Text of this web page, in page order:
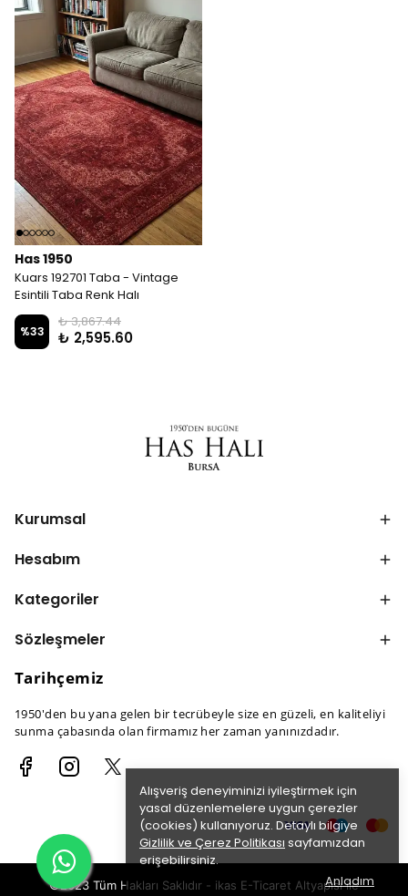
Alışveriş deneyiminizi iyileştirmek için
yasal düzenlemelere uygun çerezler
(cookies) kullanıyoruz. Detaylı bilgiye
Gizlilik ve Çerez Politikası sayfamızdan
erişebilirsiniz.
Anladım
Has 1950
Kuars 192701 Taba - Vintage
Esintili Taba Renk Halı
%33
₺ 3,867.44
₺ 2,595.60
Kurumsal
Hesabım
Kategoriler
Sözleşmeler
Tarihçemiz
1950'den bu yana gelen bir tecrübeyle size en güzeli, en kaliteliyi
sunma çabasında olan firmamız her zaman yanınızdadır.
©2023 Tüm Hakları Saklıdır - ikas E-Ticaret Altyapısı ile